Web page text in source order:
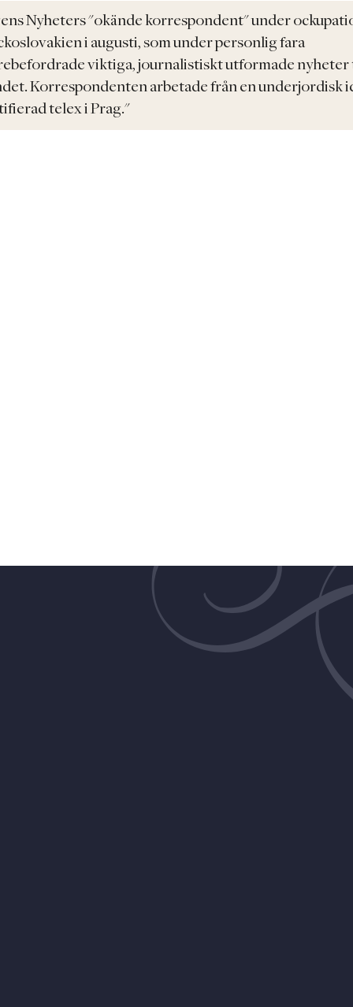
Nyheters "okände korrespondent" under
i augusti, som under personlig fara
viktiga, journalistiskt utformade
Korrespondenten arbetade från en underjordisk
telex i Prag."